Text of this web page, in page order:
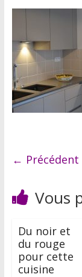
← Précédent
Vous
Du noir et
du rouge
pour cette
cuisine